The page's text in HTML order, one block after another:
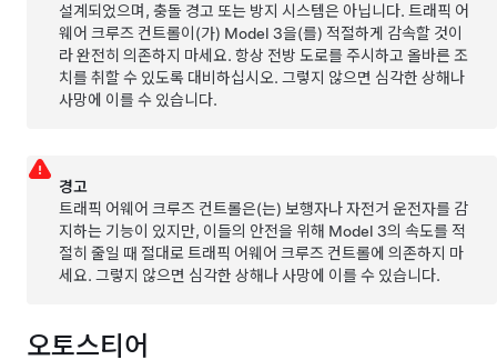
설계되었으며, 충돌 경고 또는 방지 시스템은 아닙니다.트래픽 어
웨어 크루즈 컨트롤이(가) Model 3을(를) 적절하게 감속할 것이
라 완전히 의존하지 마세요. 항상 전방 도로를 주시하고 올바른 조
치를 취할 수 있도록 대비하십시오. 그렇지 않으면 심각한 상해나
사망에 이를 수 있습니다.
경고
트래픽 어웨어 크루즈 컨트롤은(는) 보행자나 자전거 운전자를 감
지하는 기능이 있지만, 이들의 안전을 위해 Model 3의 속도를 적
절히 줄일 때 절대로트래픽 어웨어 크루즈 컨트롤에 의존하지 마
세요. 그렇지 않으면 심각한 상해나 사망에 이를 수 있습니다.
오토스티어